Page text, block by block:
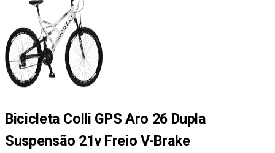
Bicicleta Colli GPS Aro 26 Dupla
Suspensão 21v Freio V-Brake